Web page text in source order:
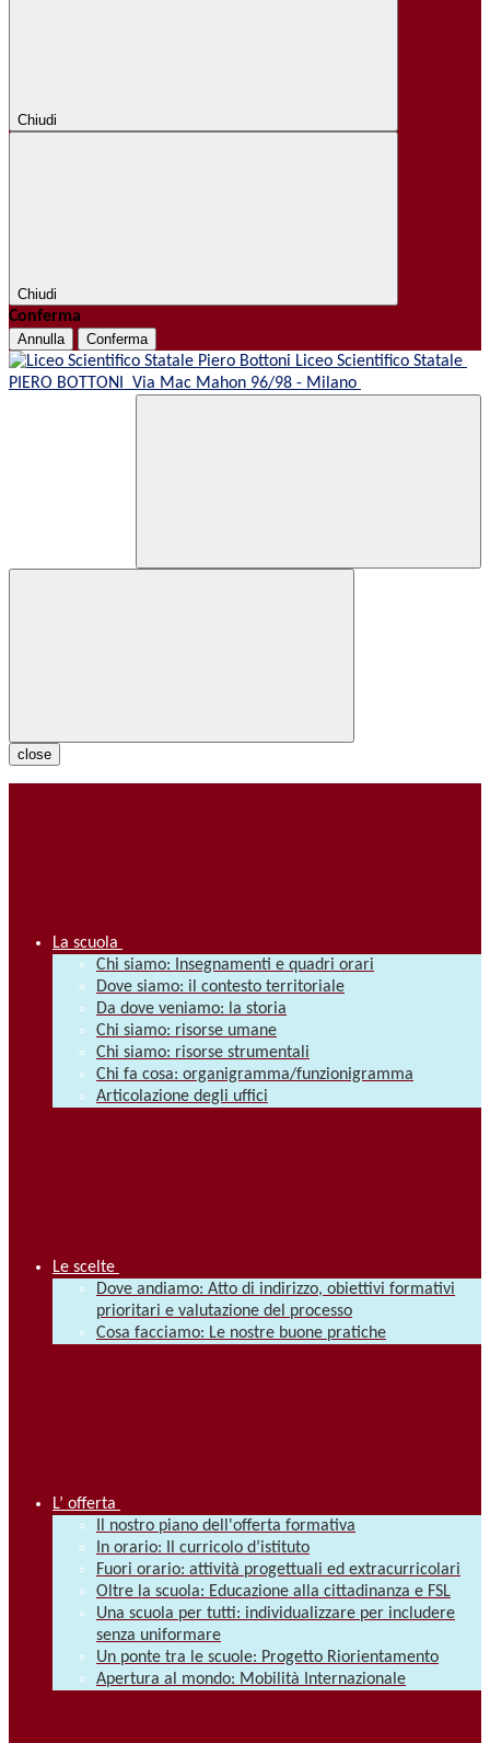
Chiudi
Chiudi
Conferma
Annulla Conferma
Liceo Scientifico Statale
PIERO BOTTONI Via Mac Mahon 96/98 - Milano
close
La scuola
Chi siamo: Insegnamenti e quadri orari
Dove siamo: il contesto territoriale
Da dove veniamo: la storia
Chi siamo: risorse umane
Chi siamo: risorse strumentali
Chi fa cosa: organigramma/funzionigramma
Articolazione degli uffici
Le scelte
Dove andiamo: Atto di indirizzo, obiettivi formativi
prioritari e valutazione del processo
Cosa facciamo: Le nostre buone pratiche
L’ offerta
Il nostro piano dell'offerta formativa
In orario: Il curricolo d’istituto
Fuori orario: attività progettuali ed extracurricolari
Oltre la scuola: Educazione alla cittadinanza e FSL
Una scuola per tutti: individualizzare per includere
senza uniformare
Un ponte tra le scuole: Progetto Riorientamento
Apertura al mondo: Mobilità Internazionale